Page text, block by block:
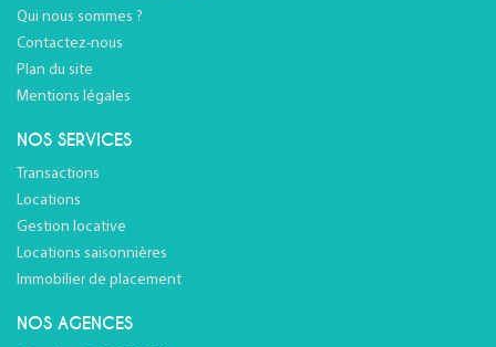
Qui nous sommes ?
Contactez-nous
Plan du site
Mentions légales
NOS SERVICES
Transactions
Locations
Gestion locative
Locations saisonnières
Immobilier de placement
NOS AGENCES